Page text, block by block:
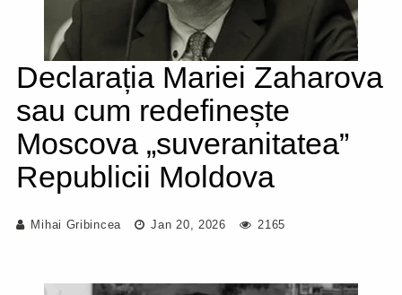
Declarația Mariei Zaharova
sau cum redefinește
Moscova „suveranitatea”
Republicii Moldova
Mihai Gribincea Jan 20, 2026 2165